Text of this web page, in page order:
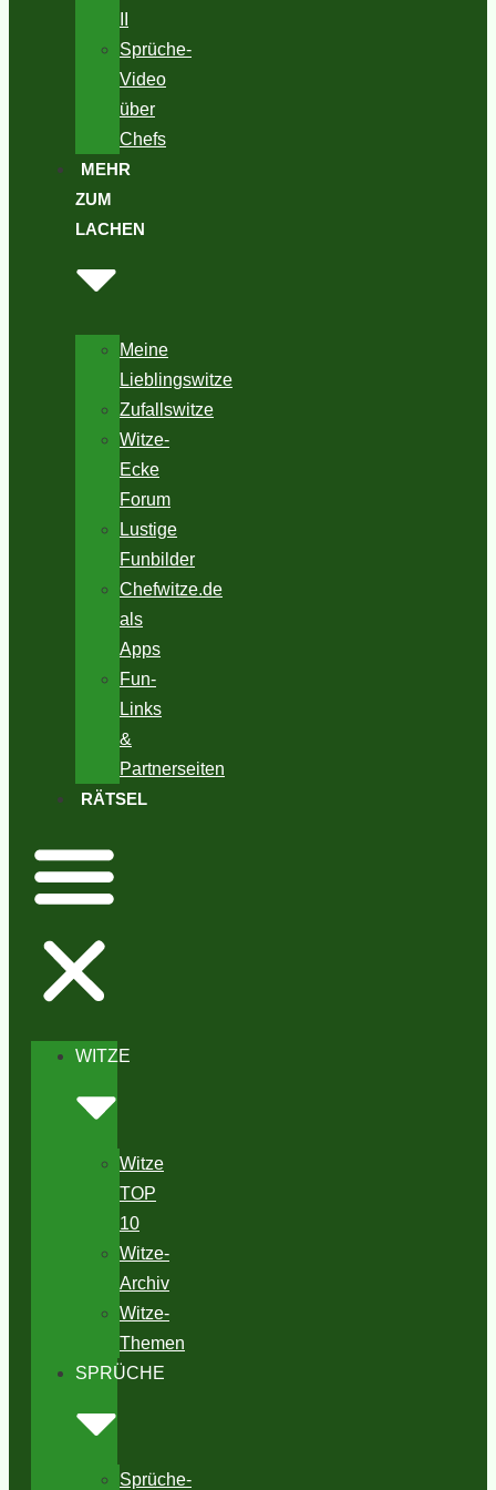
Sprüche-
Video
über
Chefs
MEHR
ZUM
LACHEN
Meine
Lieblingswitze
Zufallswitze
Witze-
Ecke
Forum
Lustige
Funbilder
Chefwitze.de
als
Apps
Fun-
Links
&
Partnerseiten
RÄTSEL
WITZE
Witze
TOP
10
Witze-
Archiv
Witze-
Themen
SPRÜCHE
Sprüche-